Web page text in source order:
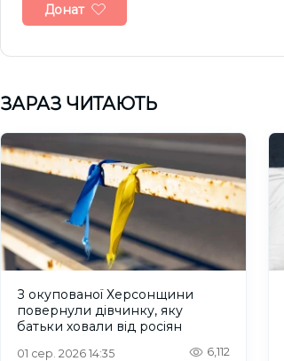
Донат
ЗАРАЗ ЧИТАЮТЬ
З окупованої Херсонщини
повернули дівчинку, яку
батьки ховали від росіян
01 сер. 2026 14:35 6,112